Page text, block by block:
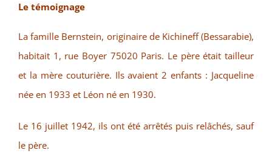
Le témoignage
La famille Bernstein, originaire de Kichineff (Bessarabie),
habitait 1, rue Boyer 75020 Paris. Le père était tailleur
et la mère couturière. Ils avaient 2 enfants : Jacqueline
née en 1933 et Léon né en 1930.
Le 16 juillet 1942, ils ont été arrêtés puis relâchés, sauf
le père.